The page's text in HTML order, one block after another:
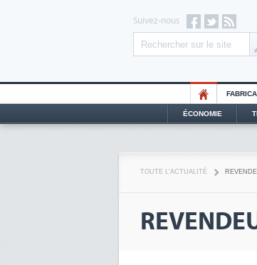
Suivez-nous
ÉCONOMIE
TOUTE L'ACTUALITÉ